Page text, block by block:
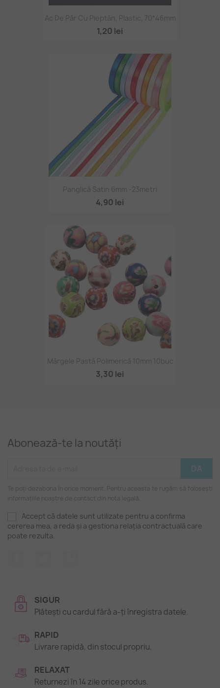
Ac De Păr Cu Pieptăn, Plastic, 70*46mm
1,20 lei
Panglică Satin 6mm -23metri
4,90 lei
Mărgele Pastă Polimerică 10mm 10buc
3,30 lei
Abonează-te la noutăți
Te poți dezabona în orice moment. Pentru aceasta te rugăm să folosești
informațiile noastre de contact din nota legală.
Accept că datele sunt utilizate pentru a confirma
cererea mea, a reda și a gestiona relația contractuală care
poate rezulta.
SIGUR
Plătești cu cardul fără a-ți înregistra datele.
RAPID
Livrare rapidă, din stocul propriu.
RELAXAT
Returnezi în 14 zile orice produs.